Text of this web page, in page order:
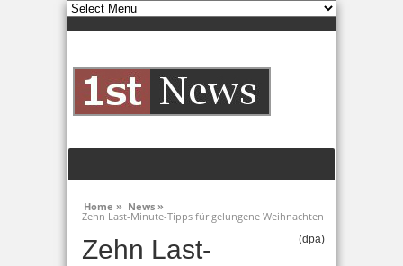
Home » News »
Zehn Last-Minute-Tipps für gelungene Weihnachten
Zehn Last-
(dpa)